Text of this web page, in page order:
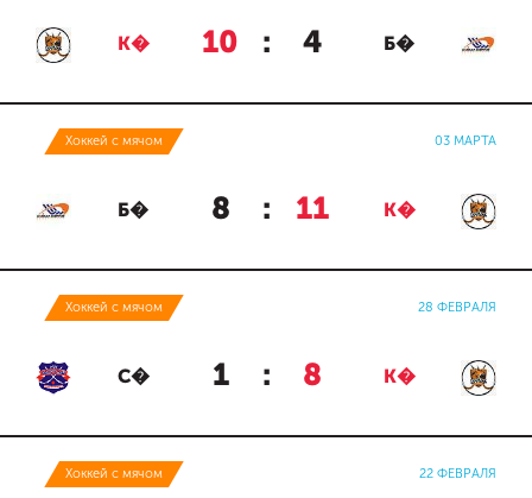
К� 10 : 4 Б�
Хоккей с мячом 03 МАРТА
Б� 8 : 11 К�
Хоккей с мячом 28 ФЕВРАЛЯ
С� 1 : 8 К�
Хоккей с мячом 22 ФЕВРАЛЯ